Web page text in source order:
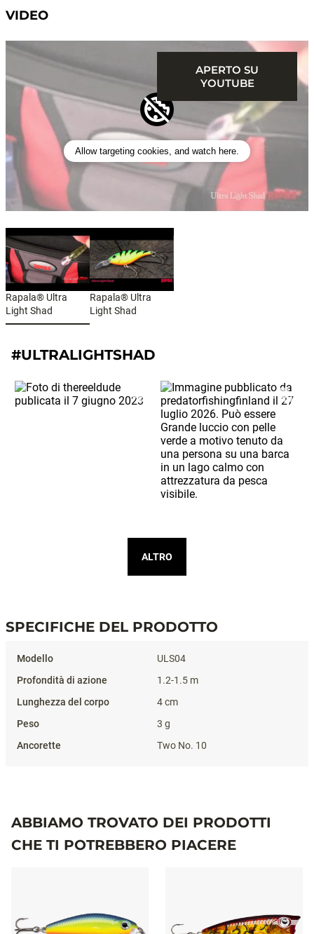
VIDEO
Allow targeting cookies, and watch here.
APERTO SU
YOUTUBE
Rapala® Ultra
Light Shad
Rapala® Ultra
Light Shad
#ULTRALIGHTSHAD
ALTRO
SPECIFICHE DEL PRODOTTO
ULS04
1.2-1.5 m
4 cm
3 g
Two No. 10
ABBIAMO TROVATO DEI PRODOTTI
CHE TI POTREBBERO PIACERE